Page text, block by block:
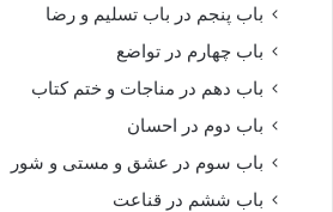
باب پنجم در باب تسلیم و رضا
باب چهارم در تواضع
باب دهم در مناجات و ختم کتاب
باب دوم در احسان
باب سوم در عشق و مستی و شور
باب ششم در قناعت